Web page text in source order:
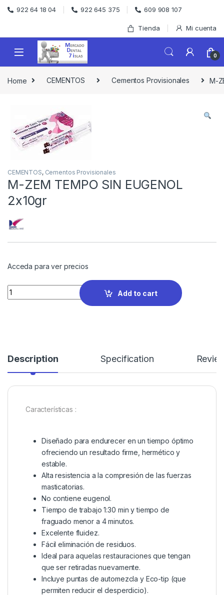
Skip to navigation
Skip to content
922 64 18 04 922 645 375 609 908 107
Tienda Mi cuenta
0
Home CEMENTOS Cementos Provisionales M-
CEMENTOS, Cementos Provisionales
M-ZEM TEMPO SIN EUGENOL
2x10gr
Acceda para ver precios
Quantity
Add to cart
Description Specification
Características :
Diseñado para endurecer en un tiempo óptimo
ofreciendo un resultado firme, hermético y
estable.
Alta resistencia a la compresión de las fuerzas
masticatorias.
No contiene eugenol.
Tiempo de trabajo 1:30 min y tiempo de
fraguado menor a 4 minutos.
Excelente fluidez.
Fácil eliminación de residuos.
Ideal para aquelas restauraciones que tengan
que ser retiradas nuevamente.
Incluye puntas de automezcla y Eco-tip (que
permiten reducir el desperdicio).